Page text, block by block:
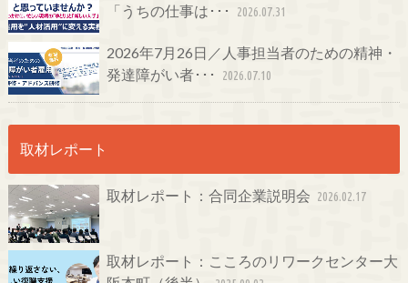
「うちの仕事は･･･
2026.07.31
2026年7月26日／人事担当者のための精神・
発達障がい者･･･
2026.07.10
取材レポート
取材レポート：合同企業説明会 2026.02.17
取材レポート：こころのリワークセンター大